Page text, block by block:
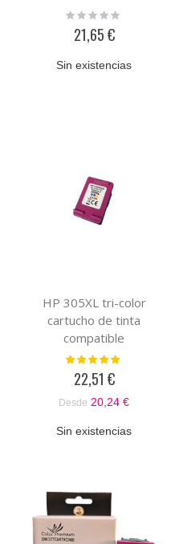
Rating:
21,65 €
Sin existencias
HP 305XL tri-color
cartucho de tinta
compatible
Valoración:
22,51 €
Desde 20,24 €
Sin existencias